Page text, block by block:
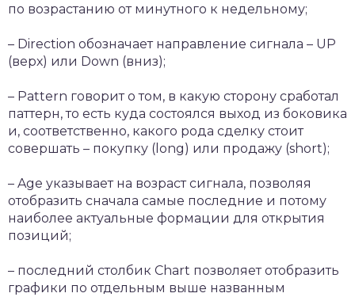
по возрастанию от минутного к недельному;
– Direction обозначает направление сигнала – UP
(верх) или Down (вниз);
– Pattern говорит о том, в какую сторону сработал
паттерн, то есть куда состоялся выход из боковика
и, соответственно, какого рода сделку стоит
совершать – покупку (long) или продажу (short);
– Age указывает на возраст сигнала, позволяя
отобразить сначала самые последние и потому
наиболее актуальные формации для открытия
позиций;
– последний столбик Chart позволяет отобразить
графики по отдельным выше названным